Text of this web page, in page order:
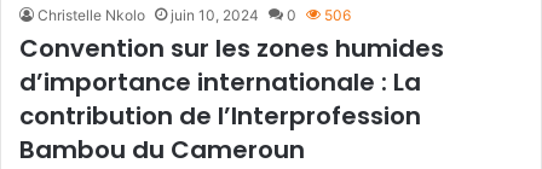
Christelle Nkolo juin 10, 2024 0 506
Convention sur les zones humides
d’importance internationale : La
contribution de l’Interprofession
Bambou du Cameroun